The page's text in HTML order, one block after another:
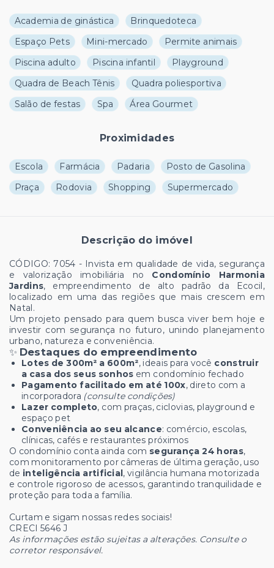
Academia de ginástica
Brinquedoteca
Espaço Pets
Mini-mercado
Permite animais
Piscina adulto
Piscina infantil
Playground
Quadra de Beach Tênis
Quadra poliesportiva
Salão de festas
Spa Área Gourmet
Proximidades
Escola Farmácia Padaria
Posto de Gasolina
Praça
Rodovia Shopping Supermercado
Descrição do imóvel
CÓDIGO: 7054 - Invista em qualidade de vida, segurança
e valorização imobiliária no Condomínio Harmonia
Jardins, empreendimento de alto padrão da Ecocil,
localizado em uma das regiões que mais crescem em
Natal.
Um projeto pensado para quem busca viver bem hoje e
investir com segurança no futuro, unindo planejamento
urbano, natureza e conveniência.
✨ Destaques do empreendimento
Lotes de 300m² a 600m², ideais para você construir
a casa dos seus sonhos em condomínio fechado
Pagamento facilitado em até 100x, direto com a
incorporadora (consulte condições)
Lazer completo, com praças, ciclovias, playground e
espaço pet
Conveniência ao seu alcance: comércio, escolas,
clínicas, cafés e restaurantes próximos
O condomínio conta ainda com segurança 24 horas,
com monitoramento por câmeras de última geração, uso
de inteligência artificial, vigilância humana motorizada
e controle rigoroso de acessos, garantindo tranquilidade e
proteção para toda a família.
Curtam e sigam nossas redes sociais!
CRECI 5646 J
As informações estão sujeitas a alterações. Consulte o
corretor responsável.